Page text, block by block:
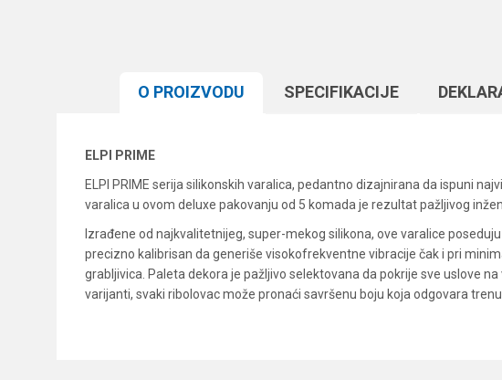
O PROIZVODU SPECIFIKACIJЕ
ELPI PRIME
ELPI PRIME serija silikonskih varalica, pedantno dizajnirana da ispuni
varalica u ovom deluxe pakovanju od 5 komada je rezultat pažljivog
Izrađene od najkvalitetnijeg, super-mekog silikona, ove varalice
precizno kalibrisan da generiše visokofrekventne vibracije čak i pri
grabljivica. Paleta dekora je pažljivo selektovana da pokrije sve uslove
varijanti, svaki ribolovac može pronaći savršenu boju koja odgovara